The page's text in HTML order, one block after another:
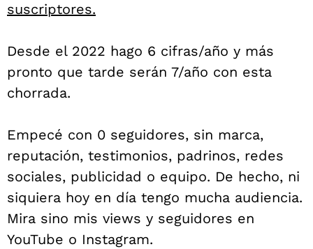
suscriptores.
Desde el 2022 hago 6 cifras/año y más
pronto que tarde serán 7/año con esta
chorrada.
Empecé con 0 seguidores, sin marca,
reputación, testimonios, padrinos, redes
sociales, publicidad o equipo. De hecho, ni
siquiera hoy en día tengo mucha audiencia.
Mira sino mis views y seguidores en
YouTube o Instagram.